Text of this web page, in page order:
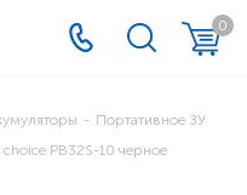
0
- Портативное ЗУ
PB32S-10 черное